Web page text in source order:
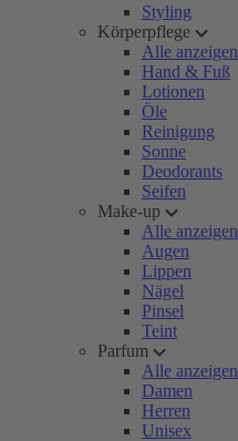
Styling
Körperpflege
Alle anzeigen
Hand & Fuß
Lotionen
Öle
Reinigung
Sonne
Deodorants
Seifen
Make-up
Alle anzeigen
Augen
Lippen
Nägel
Pinsel
Teint
Parfum
Alle anzeigen
Damen
Herren
Unisex